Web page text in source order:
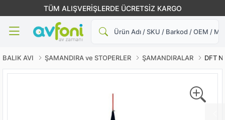
TÜM ALIŞVERİŞLERDE ÜCRETSİZ KARGO
BALIK AVI ŞAMANDIRA ve STOPERLER ŞAMANDIRALAR DFT